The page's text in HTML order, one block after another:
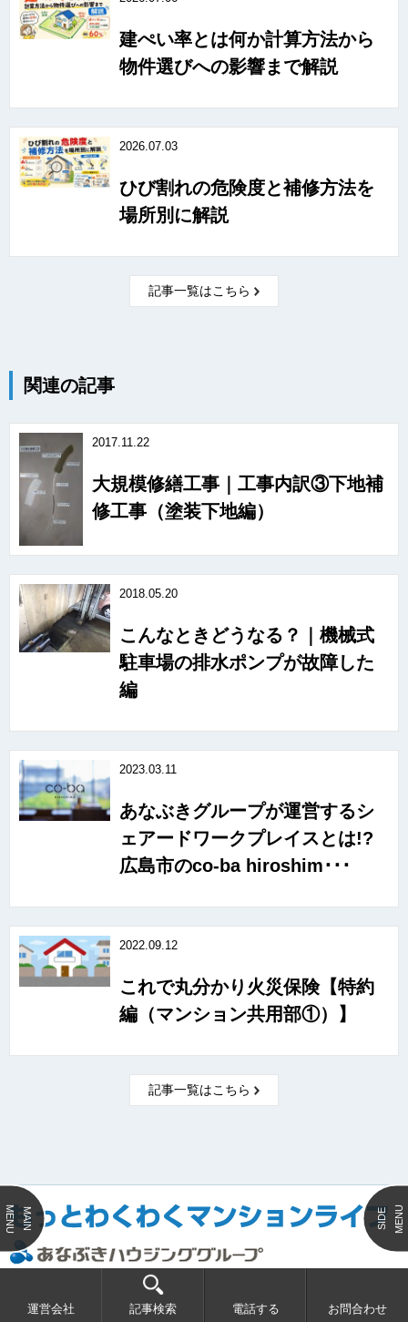
建ぺい率とは何か計算方法から
物件選びへの影響まで解説
2026.07.03
ひび割れの危険度と補修方法を
場所別に解説
記事一覧はこちら
関連の記事
2017.11.22
大規模修繕工事｜工事内訳③下地補
修工事（塗装下地編）
2018.05.20
こんなときどうなる？｜機械式
駐車場の排水ポンプが故障した
編
2023.03.11
あなぶきグループが運営するシ
ェアードワークプレイスとは!?
広島市のco-ba hiroshim･･･
2022.09.12
これで丸分かり火災保険【特約
編（マンション共用部①）】
記事一覧はこちら
分譲マンション管理・賃貸・売買・リフォームのプロ、あなぶきハウジンググループ
が、分譲マンションに住んでいる方、所有している方へのお役立ち情報や快適に暮ら
せるヒントを発信します。分譲マンションを自主管理、賃貸マンション管理をされて
運営会社 記事検索 電話する お問合わせ
MAIN
MENU SIDE MENU